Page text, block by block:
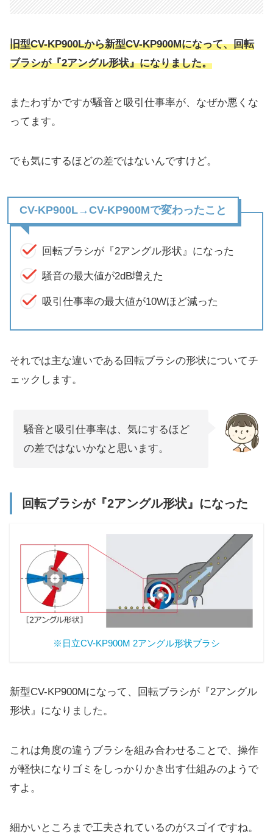
旧型CV-KP900Lから新型CV-KP900Mになって、回転
ブラシが『2アングル形状』になりました。
またわずかですが騒音と吸引仕事率が、なぜか悪くな
ってます。
でも気にするほどの差ではないんですけど。
CV-KP900L→CV-KP900Mで変わったこと
回転ブラシが『2アングル形状』になった
騒音の最大値が2dB増えた
吸引仕事率の最大値が10Wほど減った
それでは主な違いである回転ブラシの形状についてチ
ェックします。
騒音と吸引仕事率は、気にするほど
の差ではないかなと思います。
回転ブラシが『2アングル形状』になった
※日立CV-KP900M 2アングル形状ブラシ
新型CV-KP900Mになって、回転ブラシが『2アングル
形状』になりました。
これは角度の違うブラシを組み合わせることで、操作
が軽快になりゴミをしっかりかき出す仕組みのようで
すよ。
細かいところまで工夫されているのがスゴイですね。